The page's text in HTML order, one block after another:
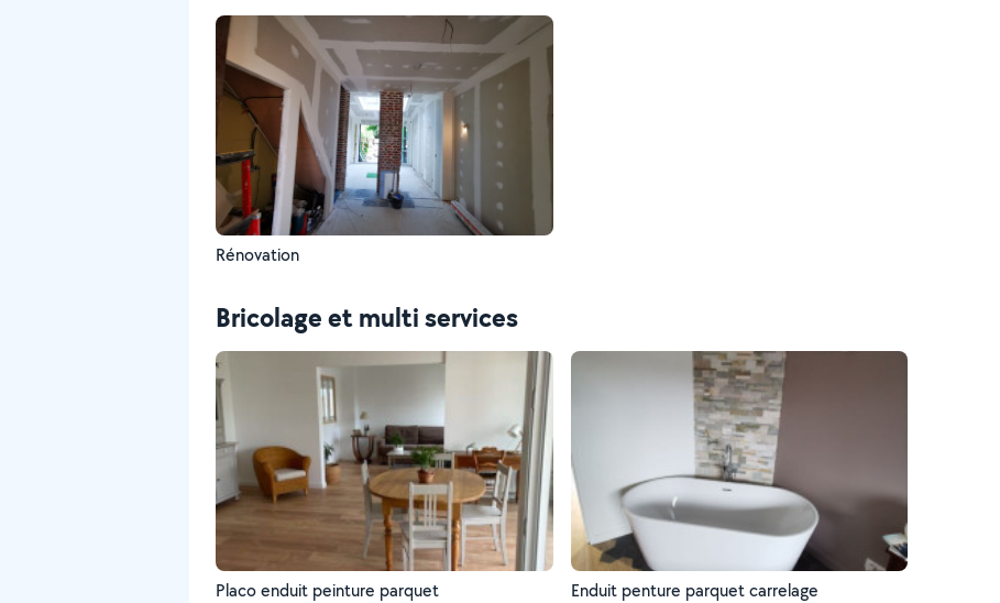
Rénovation
Bricolage et multi services
Placo enduit peinture parquet Enduit penture parquet carrelage